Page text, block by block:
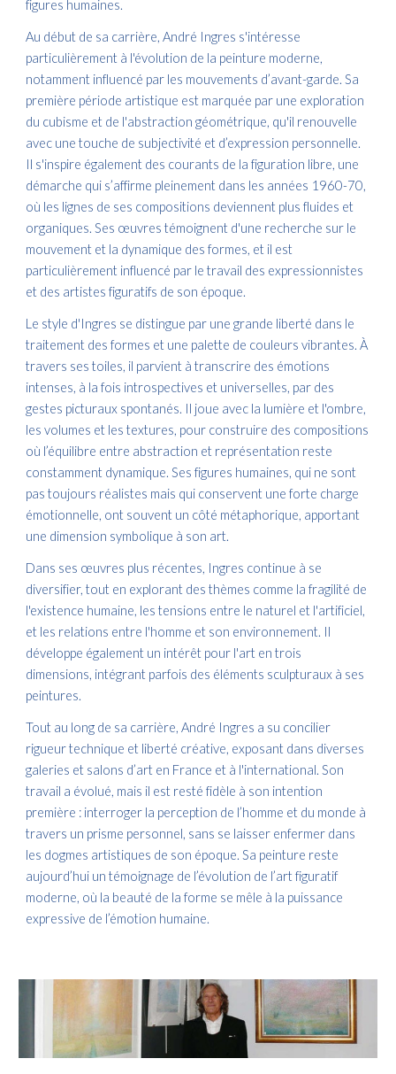
figures humaines.
Au début de sa carrière, André Ingres s'intéresse
particulièrement à l'évolution de la peinture moderne,
notamment influencé par les mouvements d’avant-garde. Sa
première période artistique est marquée par une exploration
du cubisme et de l'abstraction géométrique, qu'il renouvelle
avec une touche de subjectivité et d’expression personnelle.
Il s'inspire également des courants de la figuration libre, une
démarche qui s’affirme pleinement dans les années 1960-70,
où les lignes de ses compositions deviennent plus fluides et
organiques. Ses œuvres témoignent d'une recherche sur le
mouvement et la dynamique des formes, et il est
particulièrement influencé par le travail des expressionnistes
et des artistes figuratifs de son époque.
Le style d'Ingres se distingue par une grande liberté dans le
traitement des formes et une palette de couleurs vibrantes. À
travers ses toiles, il parvient à transcrire des émotions
intenses, à la fois introspectives et universelles, par des
gestes picturaux spontanés. Il joue avec la lumière et l'ombre,
les volumes et les textures, pour construire des compositions
où l’équilibre entre abstraction et représentation reste
constamment dynamique. Ses figures humaines, qui ne sont
pas toujours réalistes mais qui conservent une forte charge
émotionnelle, ont souvent un côté métaphorique, apportant
une dimension symbolique à son art.
Dans ses œuvres plus récentes, Ingres continue à se
diversifier, tout en explorant des thèmes comme la fragilité de
l'existence humaine, les tensions entre le naturel et l'artificiel,
et les relations entre l'homme et son environnement. Il
développe également un intérêt pour l'art en trois
dimensions, intégrant parfois des éléments sculpturaux à ses
peintures.
Tout au long de sa carrière, André Ingres a su concilier
rigueur technique et liberté créative, exposant dans diverses
galeries et salons d’art en France et à l'international. Son
travail a évolué, mais il est resté fidèle à son intention
première : interroger la perception de l’homme et du monde à
travers un prisme personnel, sans se laisser enfermer dans
les dogmes artistiques de son époque. Sa peinture reste
aujourd’hui un témoignage de l’évolution de l’art figuratif
moderne, où la beauté de la forme se mêle à la puissance
expressive de l’émotion humaine.